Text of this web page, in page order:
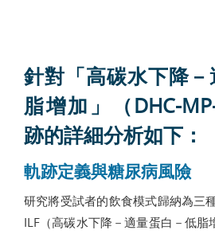
針對「高碳水下降
脂增加」（DHC-
跡的詳細分析如下：
軌跡定義與糖尿病風險
研究將受試者的飲食模式歸納為三
ILF（高碳水下降－適量蛋白－低脂